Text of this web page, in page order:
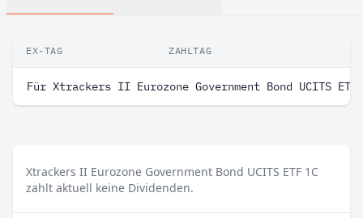
EX-TAG ZAHLTAG
Für Xtrackers II Eurozone Government Bond UCITS
Xtrackers II Eurozone Government Bond UCITS ETF 1C
zahlt aktuell keine Dividenden.